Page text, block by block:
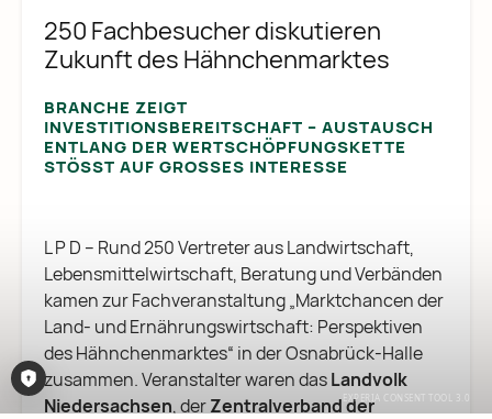
250 Fachbesucher diskutieren
Zukunft des Hähnchenmarktes
BRANCHE ZEIGT
INVESTITIONSBEREITSCHAFT – AUSTAUSCH
ENTLANG DER WERTSCHÖPFUNGSKETTE
STÖSST AUF GROSSES INTERESSE
L P D – Rund 250 Vertreter aus Landwirtschaft,
Lebensmittelwirtschaft, Beratung und Verbänden
kamen zur Fachveranstaltung „Marktchancen der
Land- und Ernährungswirtschaft: Perspektiven
des Hähnchenmarktes“ in der Osnabrück-Halle
zusammen. Veranstalter waren dasLandvolk
Niedersachsen, derZentralverband der
Consent-Tool öffnen